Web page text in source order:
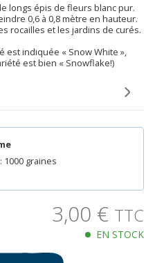
longs épis de fleurs blanc pur.
0,6 à 0,8 mètre en hauteur.
rocailles et les jardins de curés.
est indiquée « Snow White »,
est bien « Snowflake!)
1000 graines
3,00 € TTC
EN STOCK